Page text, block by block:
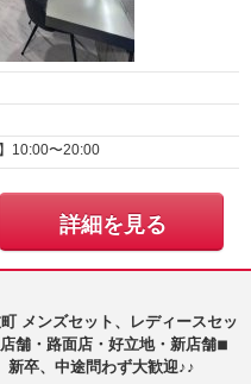
10:00〜20:00
詳細を見る
メンズセット、レディースセッ
舗・路面店・好立地・新店舗◾︎
新卒、中途問わず大歓迎♪♪